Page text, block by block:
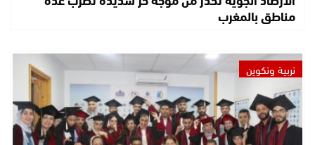
مناطق بالمغرب
تربية وتكوين